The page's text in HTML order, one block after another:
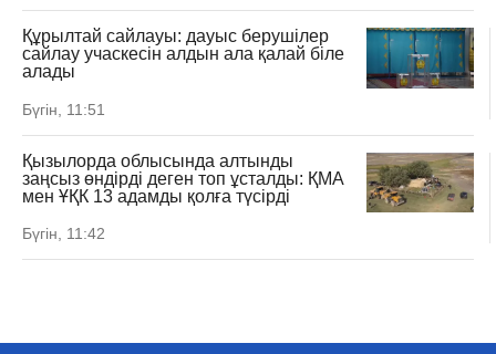
Құрылтай сайлауы: дауыс берушілер
сайлау учаскесін алдын ала қалай біле
алады
Бүгін, 11:51
Қызылорда облысында алтынды
заңсыз өндірді деген топ ұсталды: ҚМА
мен ҰҚК 13 адамды қолға түсірді
Бүгін, 11:42